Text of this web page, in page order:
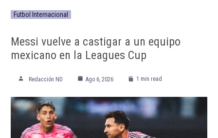
ETIQUETADO: Clausura 2021 Club Universidad Nacional
Destacada TOP Destacadas Futbol